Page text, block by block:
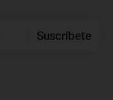
Suscríbete